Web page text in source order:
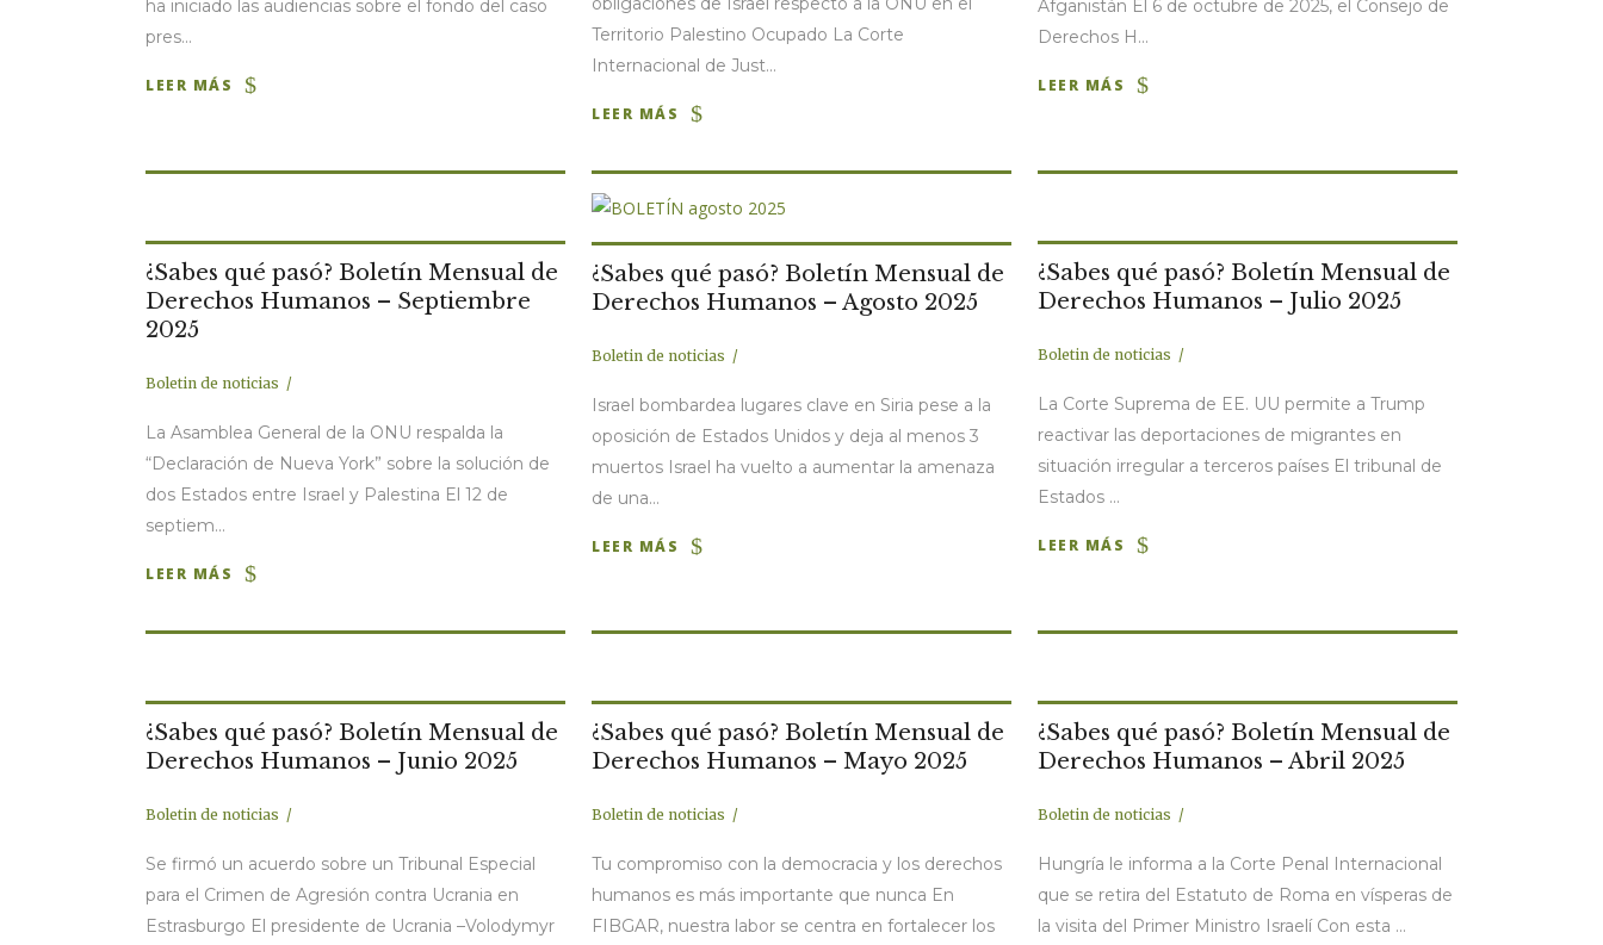
ha iniciado las audiencias sobre el fondo del caso
pres...
LEER MÁS
Territorio Palestino Ocupado La Corte
Internacional de Just...
LEER MÁS
Afganistán El 6 de octubre de 2025, el Consejo de
Derechos H...
LEER MÁS
¿Sabes qué pasó? Boletín Mensual de
Derechos Humanos – Septiembre
2025
Boletin de noticias
La Asamblea General de la ONU respalda la
“Declaración de Nueva York” sobre la solución de
dos Estados entre Israel y Palestina El 12 de
septiem...
LEER MÁS
¿Sabes qué pasó? Boletín Mensual de
Derechos Humanos – Agosto 2025
Boletin de noticias
Israel bombardea lugares clave en Siria pese a la
oposición de Estados Unidos y deja al menos 3
muertos Israel ha vuelto a aumentar la amenaza
de una...
LEER MÁS
¿Sabes qué pasó? Boletín Mensual de
Derechos Humanos – Julio 2025
Boletin de noticias
La Corte Suprema de EE. UU permite a Trump
reactivar las deportaciones de migrantes en
situación irregular a terceros países El tribunal de
Estados ...
LEER MÁS
¿Sabes qué pasó? Boletín Mensual de
Derechos Humanos – Junio 2025
Boletin de noticias
Se firmó un acuerdo sobre un Tribunal Especial
para el Crimen de Agresión contra Ucrania en
Estrasburgo El presidente de Ucrania –Volodymyr
¿Sabes qué pasó? Boletín Mensual de
Derechos Humanos – Mayo 2025
Boletin de noticias
Tu compromiso con la democracia y los derechos
humanos es más importante que nunca En
FIBGAR, nuestra labor se centra en fortalecer los
¿Sabes qué pasó? Boletín Mensual de
Derechos Humanos – Abril 2025
Boletin de noticias
Hungría le informa a la Corte Penal Internacional
que se retira del Estatuto de Roma en vísperas de
la visita del Primer Ministro Israelí Con esta ...